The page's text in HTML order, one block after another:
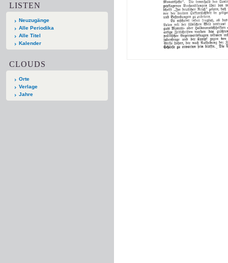
LISTEN
Neuzugänge
Alle Periodika
Alle Titel
Kalender
CLOUDS
Orte
Verlage
Jahre